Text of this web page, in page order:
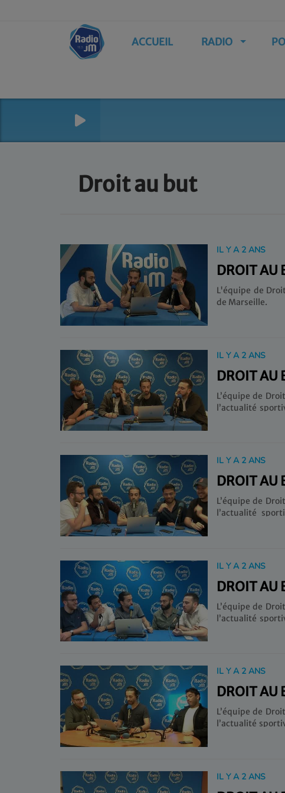
ACCUEIL RADIO
Droit au but
IL Y A 2 ANS
DROIT AU
L'équipe de
de Marseille.
IL Y A 2 ANS
DROIT AU
L’équipe de
l’actualité sportive. Au programme, les phases retours
IL Y A 2 ANS
DROIT AU
L’équipe de
l’actualité sportive ! Une semaine spéciale Coupe
IL Y A 2 ANS
DROIT AU
L’équipe de
l’actualité
IL Y A 2 ANS
DROIT AU
L’équipe de
l’actualité sportive ! Sans oublier la rubrique Quiz et
IL Y A 2 ANS